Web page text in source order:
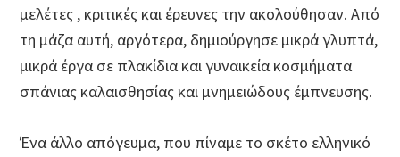
μελέτες , κριτικές και έρευνες την ακολούθησαν. Από
τη μάζα αυτή, αργότερα, δημιούργησε μικρά γλυπτά,
μικρά έργα σε πλακίδια και γυναικεία κοσμήματα
σπάνιας καλαισθησίας και μνημειώδους έμπνευσης.
Ένα άλλο απόγευμα, που πίναμε το σκέτο ελληνικό